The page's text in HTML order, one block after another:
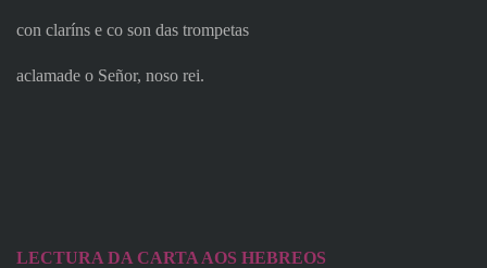
con claríns e co son das trompetas
aclamade o Señor, noso rei.
LECTURA DA CARTA AOS HEBREOS